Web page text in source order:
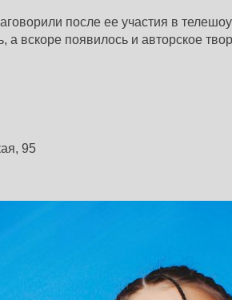
после ее участия в
а вскоре появилось и авторское
95